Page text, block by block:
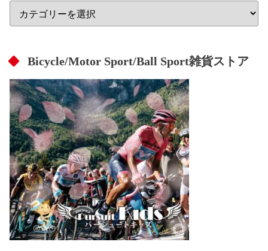
Bicycle/Motor Sport/Ball Sport雑貨ストア